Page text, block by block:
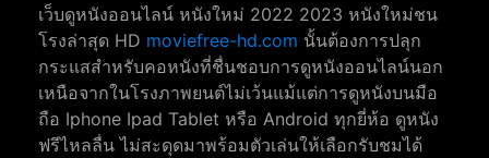
เว็บดูหนังออนไลน์ หนังใหม่ 2022 2023 หนังใหม่ชน
โรงล่าสุด HD moviefree-hd.com นั้นต้องการปลุก
กระแสสำหรับคอหนังที่ชื่นชอบการดูหนังออนไลน์นอก
เหนือจากในโรงภาพยนต์ไม่เว้นแม้แต่การดูหนังบนมือ
ถือ Iphone Ipad Tablet หรือ Android ทุกยี่ห้อ ดูหนัง
ฟรีไหลลื่น ไม่สะดุดมาพร้อมตัวเล่นให้เลือกรับชมได้